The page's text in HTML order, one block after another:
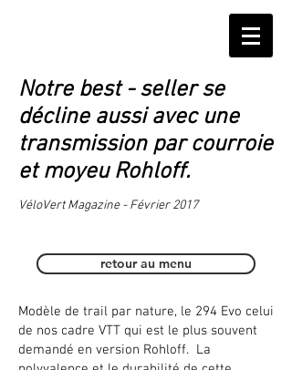
Notre best - seller se
décline aussi avec une
transmission par courroie
et moyeu Rohloff.
VéloVert Magazine - Février 2017
retour au menu
Modèle de trail par nature, le 294 Evo celui
de nos cadre VTT qui est le plus souvent
demandé en version Rohloff. La